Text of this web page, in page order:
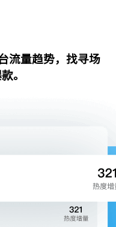
流量趋势，找寻场
。